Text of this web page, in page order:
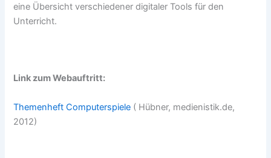
eine Übersicht verschiedener digitaler Tools für den
Unterricht.
Link zum Webauftritt:
Themenheft Computerspiele ( Hübner, medienistik.de,
2012)